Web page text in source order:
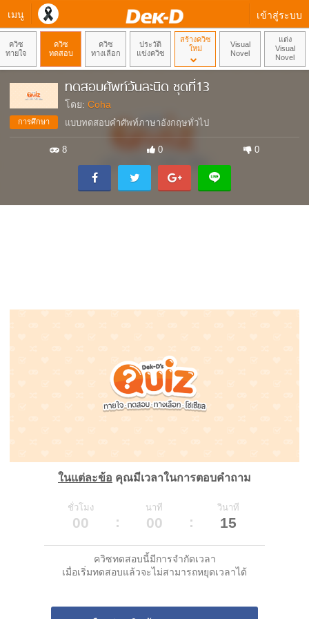
เมนู เข้าสู่ระบบ
ควิซ
ทายใจ
ควิซ
ทดสอบ
ควิซ
ทางเลือก
ประวัติ
แข่งควิซ
สร้างควิซ
ใหม่
Visual
Novel
แต่ง
Visual
Novel
การศึกษา
ทดสอบศัพท์วันละนิด ชุดที่13
โดย: Coha
แบบทดสอบคำศัพท์ภาษาอังกฤษทั่วไป
8 0 0
ในแต่ละข้อ คุณมีเวลาในการตอบคำถาม
ชั่วโมง นาที วินาที
00 00 15
ควิซทดสอบนี้มีการจำกัดเวลา
เมื่อเริ่มทดสอบแล้วจะไม่สามารถหยุดเวลาได้